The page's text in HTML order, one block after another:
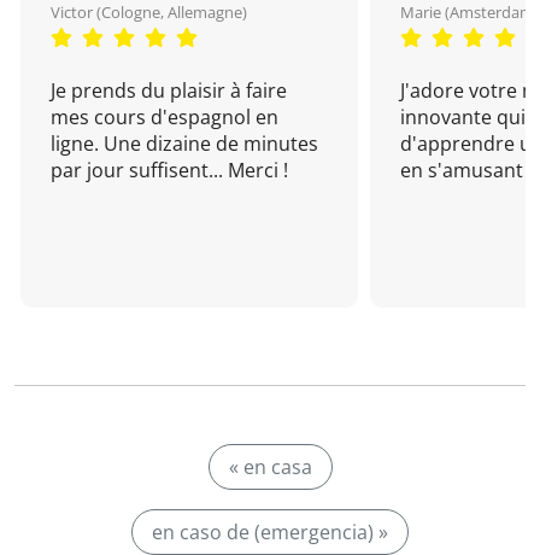
Victor (Cologne, Allemagne)
Je prends du plaisir à faire
mes cours d'espagnol en
ligne. Une dizaine de minutes
par jour suffisent... Merci !
Marie (Amsterdam,
J'adore votre
innovante qui
d'apprendre
en s'amusant !
« en casa
en caso de (emergencia) »